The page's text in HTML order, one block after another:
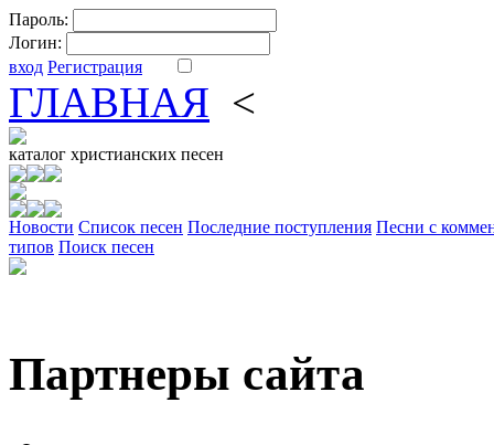
Пароль:
Логин:
вход Регистрация
ГЛАВНАЯ <
каталог христианских песен
Новости Cписок песен Последние поступления Песни с
типов Поиск песен
Партнеры сайта